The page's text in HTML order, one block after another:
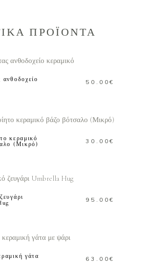
ΠΡΟΪΟΝΤΑ
ανθοδοχείο
50.00€
κεραμικό
(Μικρό)
30.00€
95.00€
γάτα
63.00€